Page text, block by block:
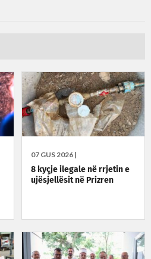
07 GUS 2026 |
8 kyçje ilegale në rrjetin e
ujësjellësit në Prizren